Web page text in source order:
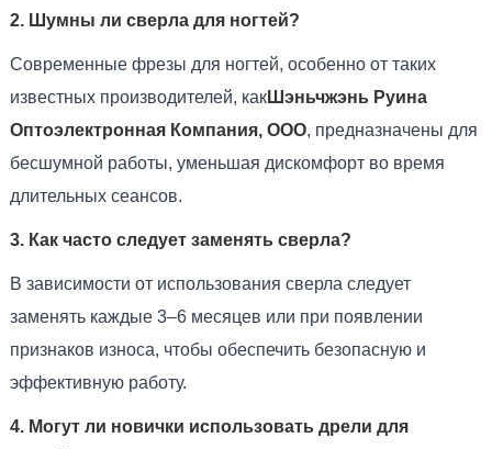
2. Шумны ли сверла для ногтей?
Современные фрезы для ногтей, особенно от таких
известных производителей, какШэньчжэнь Руина
Оптоэлектронная Компания, ООО, предназначены для
бесшумной работы, уменьшая дискомфорт во время
длительных сеансов.
3. Как часто следует заменять сверла?
В зависимости от использования сверла следует
заменять каждые 3–6 месяцев или при появлении
признаков износа, чтобы обеспечить безопасную и
эффективную работу.
4. Могут ли новички использовать дрели для